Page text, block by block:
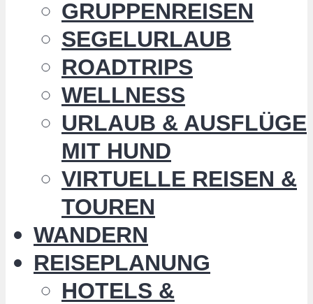
GRUPPENREISEN
SEGELURLAUB
ROADTRIPS
WELLNESS
URLAUB & AUSFLÜGE
MIT HUND
VIRTUELLE REISEN &
TOUREN
WANDERN
REISEPLANUNG
HOTELS &